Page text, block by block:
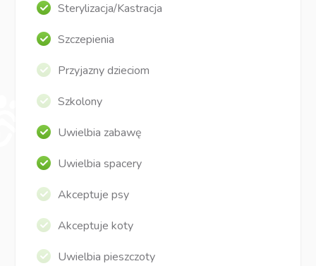
Sterylizacja/Kastracja
Szczepienia
Przyjazny dzieciom
Szkolony
Uwielbia zabawę
Uwielbia spacery
Akceptuje psy
Akceptuje koty
Uwielbia pieszczoty